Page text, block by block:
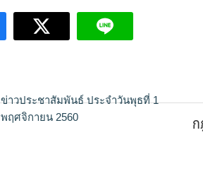
ข่าวประชาสัมพันธ์ ประจำวันพุธที่ 1
พฤศจิกายน 2560